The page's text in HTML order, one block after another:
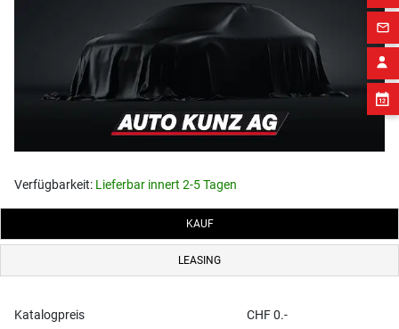
mail_outline
Verfügbarkeit: Lieferbar innert 2-5 Tagen
KAUF
LEASING
Katalogpreis
CHF 0.-